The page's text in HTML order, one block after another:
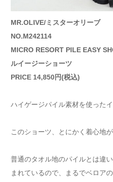
MR.OLIVE/ミスターオリーブ
NO.M242114
MICRO RESORT PILE EASY
ルイージーショーツ
PRICE 14,850円(税込)
ハイゲージパイル素材を使った
このショーツ、とにかく着心地が
普通のタオル地のパイルとは違
まれているので、まるでベロア